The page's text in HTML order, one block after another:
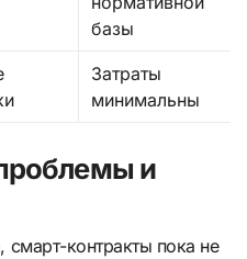
базы
Затраты
минимальны
и
контракты пока не